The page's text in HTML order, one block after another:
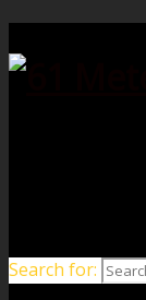
Search for: